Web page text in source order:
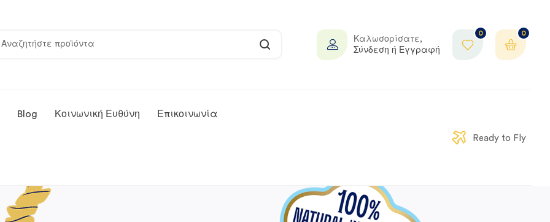
Καλωσορίσατε,
Σύνδεση ή Εγγραφή
0 0
Blog Κοινωνική Ευθύνη Επικοινωνία
Ready to Fly